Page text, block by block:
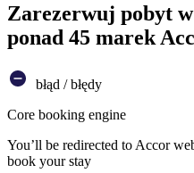
Zarezerwuj pobyt
ponad 45 marek
błąd / błędy
Core booking engine
You’ll be redirected to Accor
book your stay